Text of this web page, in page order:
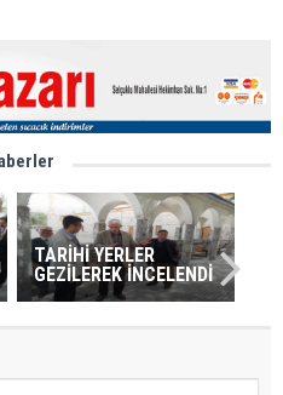
TARİHİ YERLER
GEZİLEREK İNCELENDİ